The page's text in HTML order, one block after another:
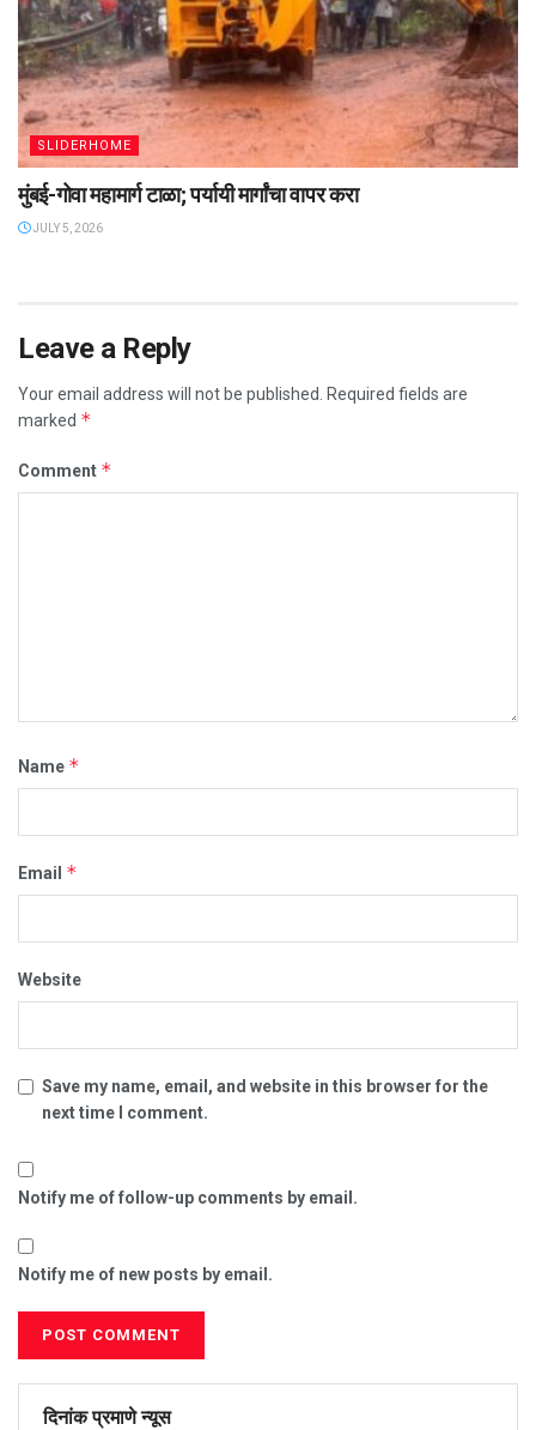
SLIDERHOME
मुंबई-गोवा महामार्ग टाळा; पर्यायी मार्गांचा वापर करा
JULY 5, 2026
Leave a Reply
Your email address will not be published.
Required fields are
marked *
Comment *
Name *
Email *
Website
Save my name, email, and website in this browser for the
next time I comment.
Notify me of follow-up comments by email.
Notify me of new posts by email.
दिनांक प्रमाणे न्यूस